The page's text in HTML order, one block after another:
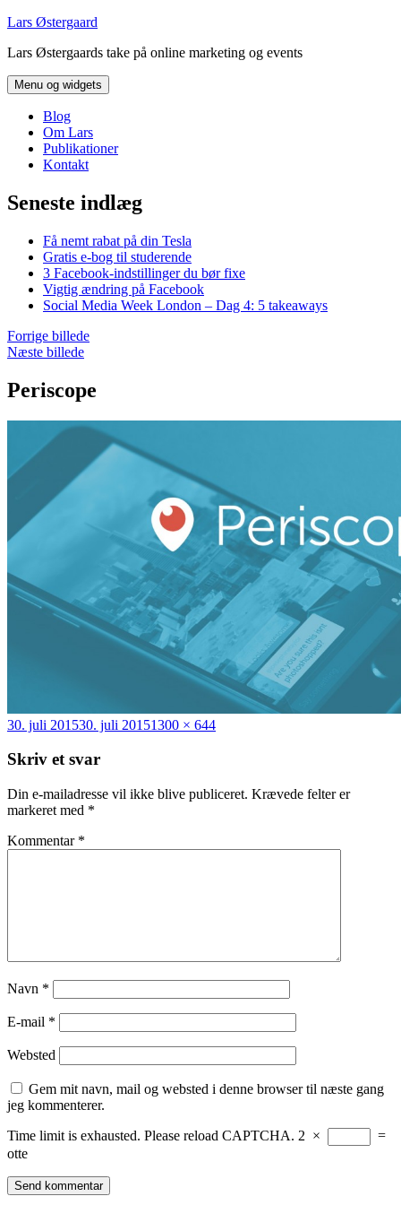
Hop
indhold
Lars Østergaard
Lars Østergaards take på online marketing og events
Menu og widgets
Blog
Om Lars
Publikationer
Kontakt
Seneste indlæg
Få nemt rabat på din Tesla
Gratis e-bog til studerende
3 Facebook-indstillinger du bør fixe
Vigtig ændring på Facebook
Social Media Week London – Dag 4: 5 takeaways
Forrige billede
Næste billede
Periscope
Udgivet
30. juli 201530. juli 2015Fuld
1300 × 644
Skriv et svar
Din e-mailadresse vil ikke blive publiceret. Krævede felter er
markeret med *
Kommentar *
Navn *
E-mail *
Websted
Gem mit navn, mail og websted i denne browser til næste gang
jeg kommenterer.
Time limit is exhausted. Please reload CAPTCHA. 2 ×
=
otte